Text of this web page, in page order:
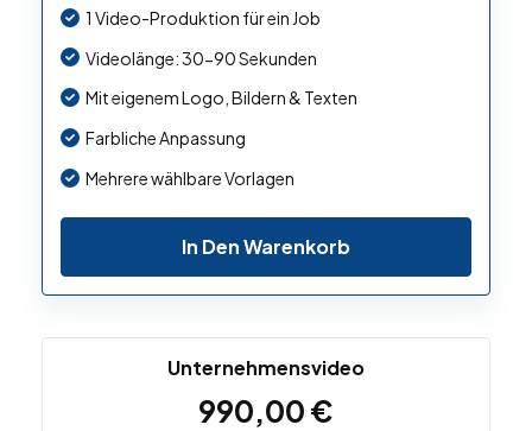
1 Video-Produktion für ein Job
Videolänge: 30-90 Sekunden
Mit eigenem Logo, Bildern & Texten
Farbliche Anpassung
Mehrere wählbare Vorlagen
In Den Warenkorb
Unternehmensvideo
990,00€